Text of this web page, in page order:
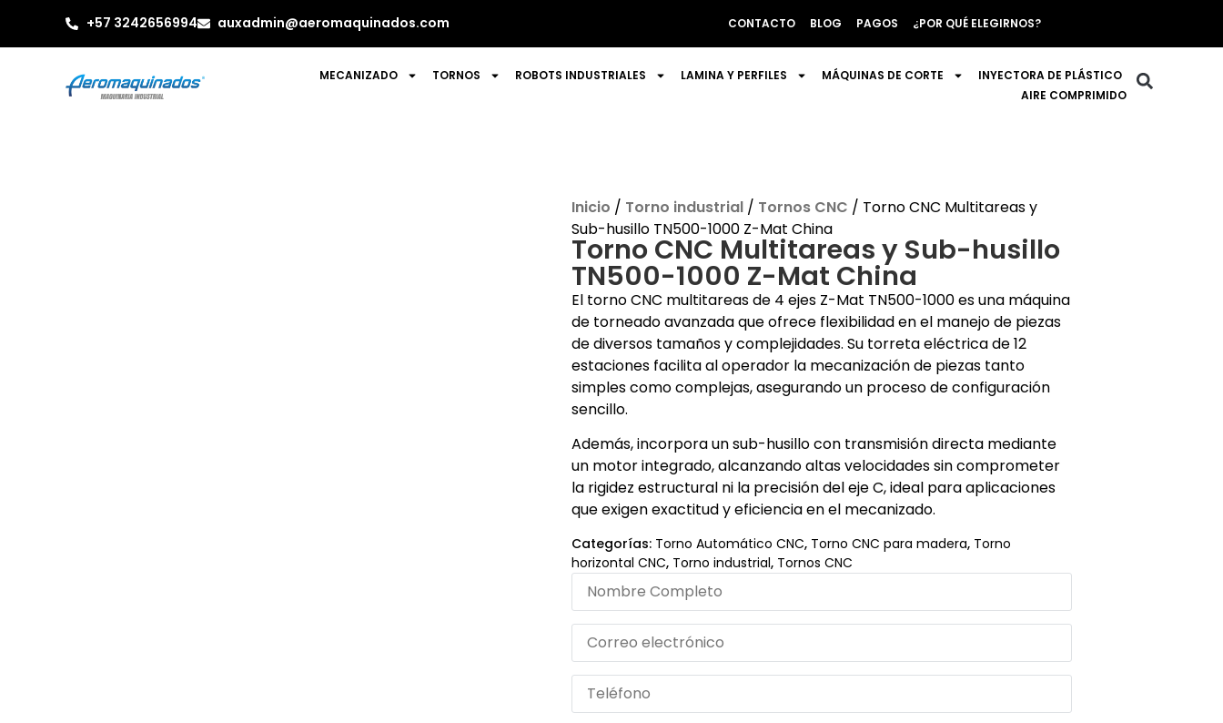
+57 3242656994 auxadmin@aeromaquinados.com CONTACTO BLOG PAGOS ¿POR QUÉ ELEGIRNOS?
MECANIZADO TORNOS ROBOTS INDUSTRIALES LAMINA Y PERFILES MÁQUINAS DE CORTE
INYECTORA DE PLÁSTICO
AIRE COMPRIMIDO
Inicio / Torno industrial/ Tornos CNC / Torno CNC Multitareas y
Sub-husillo TN500-1000 Z-Mat China
Torno CNC Multitareas y Sub-husillo
TN500-1000 Z-Mat China
El torno CNC multitareas de 4 ejes Z-Mat TN500-1000 es una máquina
de torneado avanzada que ofrece flexibilidad en el manejo de piezas
de diversos tamaños y complejidades. Su torreta eléctrica de 12
estaciones facilita al operador la mecanización de piezas tanto
simples como complejas, asegurando un proceso de configuración
sencillo.
Además, incorpora un sub-husillo con transmisión directa mediante
un motor integrado, alcanzando altas velocidades sin comprometer
la rigidez estructural ni la precisión del eje C, ideal para aplicaciones
que exigen exactitud y eficiencia en el mecanizado.
Categorías: Torno Automático CNC, Torno CNC para madera, Torno
horizontal CNC, Torno industrial, Tornos CNC